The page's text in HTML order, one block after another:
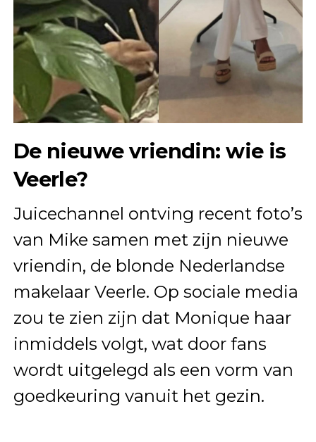
De nieuwe vriendin: wie is
Veerle?
Juicechannel ontving recent foto’s
van Mike samen met zijn nieuwe
vriendin, de blonde Nederlandse
makelaar Veerle. Op sociale media
zou te zien zijn dat Monique haar
inmiddels volgt, wat door fans
wordt uitgelegd als een vorm van
goedkeuring vanuit het gezin.